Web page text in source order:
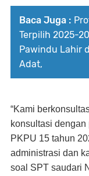
Baca Juga :
Terpilih 2025-
Pawindu Lahir
Adat,
“Kami
konsultasi
PKPU 15 tahun
administrasi dan
soal SPT saudari